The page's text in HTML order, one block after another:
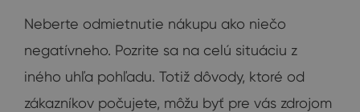
Neberte odmietnutie nákupu ako niečo
negatívneho. Pozrite sa na celú situáciu z
iného uhľa pohľadu. Totiž dôvody, ktoré od
zákazníkov počujete, môžu byť pre vás zdrojom